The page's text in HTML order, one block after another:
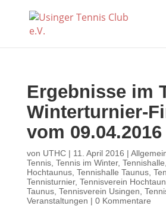
Ergebnisse im
Winterturnier-
vom 09.04.2016
von UTHC| 11. April 2016 |
Tennis, Tennis im Winter, Tennishalle
Hochtaunus, Tennishalle Taunus,
Tennisturnier, Tennisverein
Taunus, Tennisverein Usingen
Veranstaltungen | 0 Kommentare